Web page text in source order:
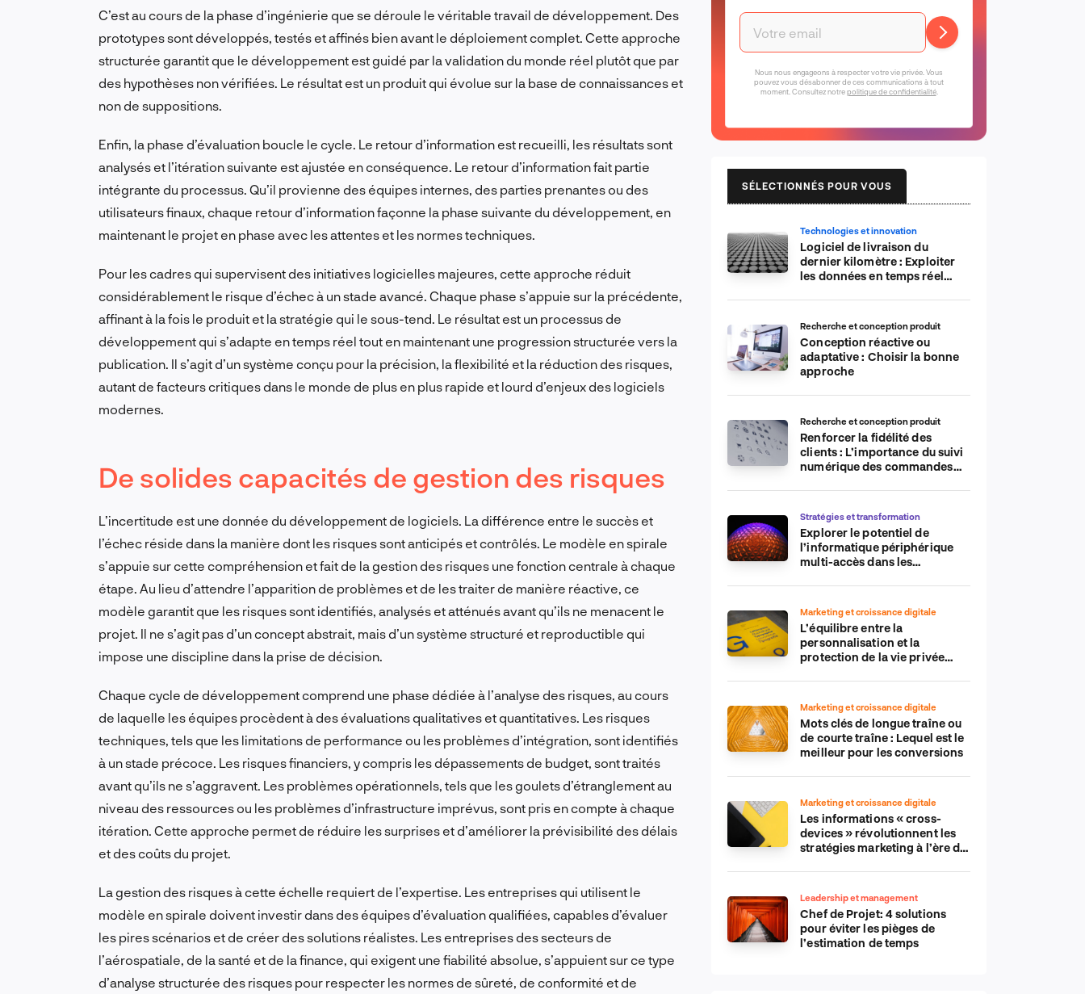
C’est au cours de la phase d’ingénierie que se déroule le véritable travail de développement. Des
prototypes sont développés, testés et affinés bien avant le déploiement complet. Cette approche
structurée garantit que le développement est guidé par la validation du monde réel plutôt que par
des hypothèses non vérifiées. Le résultat est un produit qui évolue sur la base de connaissances et
non de suppositions.
Enfin, la phase d’évaluation boucle le cycle. Le retour d’information est recueilli, les résultats sont
analysés et l’itération suivante est ajustée en conséquence. Le retour d’information fait partie
intégrante du processus. Qu’il provienne des équipes internes, des parties prenantes ou des
utilisateurs finaux, chaque retour d’information façonne la phase suivante du développement, en
maintenant le projet en phase avec les attentes et les normes techniques.
Pour les cadres qui supervisent des initiatives logicielles majeures, cette approche réduit
considérablement le risque d’échec à un stade avancé. Chaque phase s’appuie sur la précédente,
affinant à la fois le produit et la stratégie qui le sous-tend. Le résultat est un processus de
développement qui s’adapte en temps réel tout en maintenant une progression structurée vers la
publication. Il s’agit d’un système conçu pour la précision, la flexibilité et la réduction des risques,
autant de facteurs critiques dans le monde de plus en plus rapide et lourd d’enjeux des logiciels
modernes.
De solides capacités de gestion des risques
L’incertitude est une donnée du développement de logiciels. La différence entre le succès et
l’échec réside dans la manière dont les risques sont anticipés et contrôlés. Le modèle en spirale
s’appuie sur cette compréhension et fait de la gestion des risques une fonction centrale à chaque
étape. Au lieu d’attendre l’apparition de problèmes et de les traiter de manière réactive, ce
modèle garantit que les risques sont identifiés, analysés et atténués avant qu’ils ne menacent le
projet. Il ne s’agit pas d’un concept abstrait, mais d’un système structuré et reproductible qui
impose une discipline dans la prise de décision.
Chaque cycle de développement comprend une phase dédiée à l’analyse des risques, au cours
de laquelle les équipes procèdent à des évaluations qualitatives et quantitatives. Les risques
techniques, tels que les limitations de performance ou les problèmes d’intégration, sont identifiés
à un stade précoce. Les risques financiers, y compris les dépassements de budget, sont traités
avant qu’ils ne s’aggravent. Les problèmes opérationnels, tels que les goulets d’étranglement au
niveau des ressources ou les problèmes d’infrastructure imprévus, sont pris en compte à chaque
itération. Cette approche permet de réduire les surprises et d’améliorer la prévisibilité des délais
et des coûts du projet.
La gestion des risques à cette échelle requiert de l’expertise. Les entreprises qui utilisent le
modèle en spirale doivent investir dans des équipes d’évaluation qualifiées, capables d’évaluer
les pires scénarios et de créer des solutions réalistes. Les entreprises des secteurs de
l’aérospatiale, de la santé et de la finance, qui exigent une fiabilité absolue, s’appuient sur ce type
d’analyse structurée des risques pour respecter les normes de sûreté, de conformité et de
Nous nous engageons à respecter votre vie privée. Vous
pouvez vous désabonner de ces communications à tout
moment. Consultez notrepolitique de confidentialité.
SÉLECTIONNÉS POUR VOUS
Technologies et innovation
Logiciel de livraison du
dernier kilomètre : Exploiter
les données en temps réel
Recherche et conception produit
Conception réactive ou
adaptative : Choisir la bonne
approche
Recherche et conception produit
Renforcer la fidélité des
clients : L’importance du suivi
numérique des commandes
commerce électronique
Stratégies et transformation
Explorer le potentiel de
l’informatique périphérique
multi-accès dans les
Marketing et croissance digitale
L’équilibre entre la
personnalisation et la
protection de la vie privée
Marketing et croissance digitale
Mots clés de longue traîne ou
de courte traîne : Lequel est le
meilleur pour les conversions
Marketing et croissance digitale
Les informations « cross-
devices » révolutionnent les
stratégies marketing à l’ère du
Leadership et management
Chef de Projet: 4 solutions
pour éviter les pièges de
l’estimation de temps